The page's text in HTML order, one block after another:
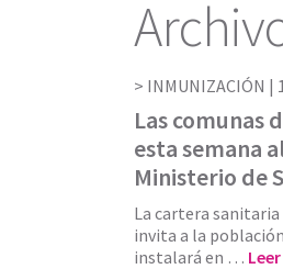
INMUNIZACIÓN |
Las comunas
esta semana
Ministerio de
La cartera
invita a la
instalará en …